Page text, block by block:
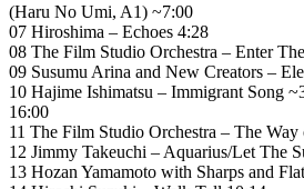
(Haru No Umi, A1) ~7:00
07 Hiroshima – Echoes 4:28
08 The Film Studio Orchestra – Enter
09 Susumu Arina and New Creators –
10 Hajime Ishimatsu – Immigrant Song
16:00
11 The Film Studio Orchestra – The
12 Jimmy Takeuchi – Aquarius/Let The
13 Hozan Yamamoto with Sharps and